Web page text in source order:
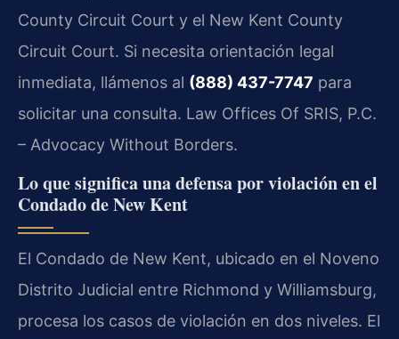
County Circuit Court y el New Kent County
Circuit Court. Si necesita orientación legal
inmediata, llámenos al (888) 437-7747 para
solicitar una consulta. Law Offices Of SRIS, P.C.
– Advocacy Without Borders.
Lo que significa una defensa por violación en el
Condado de New Kent
El Condado de New Kent, ubicado en el Noveno
Distrito Judicial entre Richmond y Williamsburg,
procesa los casos de violación en dos niveles. El